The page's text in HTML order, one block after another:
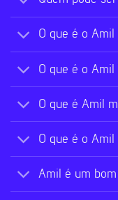
O que é o Amil
O que é o Amil
O que é Amil
O que é o Amil
Amil é um